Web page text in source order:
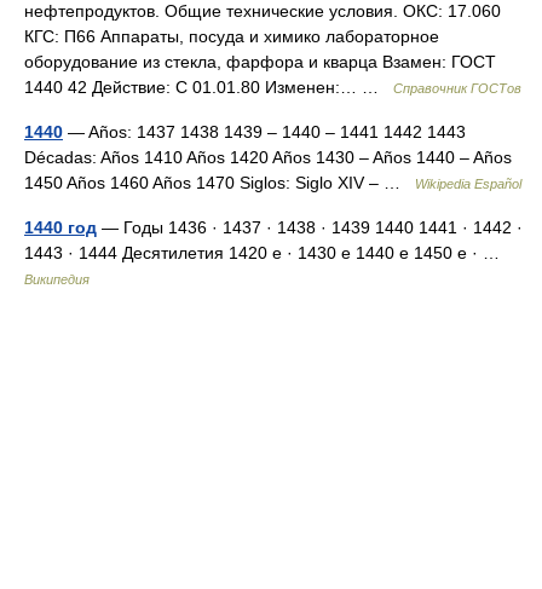
нефтепродуктов. Общие технические условия. ОКС: 17.060
КГС: П66 Аппараты, посуда и химико лабораторное
оборудование из стекла, фарфора и кварца Взамен: ГОСТ
1440 42 Действие: С 01.01.80 Изменен:… …
Справочник ГОСТов
1440 — Años: 1437 1438 1439 – 1440 – 1441 1442 1443
Décadas: Años 1410 Años 1420 Años 1430 – Años 1440 – Años
1450 Años 1460 Años 1470 Siglos: Siglo XIV – …
Wikipedia Español
1440 год — Годы 1436 · 1437 · 1438 · 1439 1440 1441 · 1442 ·
1443 · 1444 Десятилетия 1420 е · 1430 е 1440 е 1450 е · …
Википедия